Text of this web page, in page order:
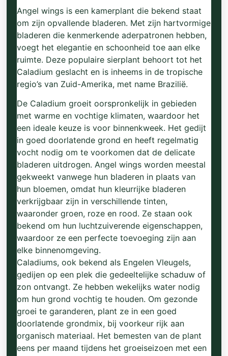
Angel wings is een kamerplant die bekend staat
om zijn opvallende bladeren. Met zijn hartvormige
bladeren die kenmerkende aderpatronen hebben,
voegt het elegantie en schoonheid toe aan elke
ruimte. Deze populaire sierplant behoort tot het
Caladium geslacht en is inheems in de tropische
regio’s van Zuid-Amerika, met name Brazilië.
De Caladium groeit oorspronkelijk in gebieden
met warme en vochtige klimaten, waardoor het
een ideale keuze is voor binnenkweek. Het gedijt
in goed doorlatende grond en heeft regelmatig
vocht nodig om te voorkomen dat de delicate
bladeren uitdrogen. Angel wings worden meestal
gekweekt vanwege hun bladeren in plaats van
hun bloemen, omdat hun kleurrijke bladeren
verkrijgbaar zijn in verschillende tinten,
waaronder groen, roze en rood. Ze staan ook
bekend om hun luchtzuiverende eigenschappen,
waardoor ze een perfecte toevoeging zijn aan
elke binnenomgeving.
Caladiums, ook bekend als Engelen Vleugels,
gedijen op een plek die gedeeltelijke schaduw of
zon ontvangt. Ze hebben wekelijks water nodig
om hun grond vochtig te houden. Om gezonde
groei te garanderen, plant ze in een goed
doorlatende grondmix, bij voorkeur rijk aan
organisch materiaal. Het bemesten van de plant
eens per maand tijdens het groeiseizoen met een